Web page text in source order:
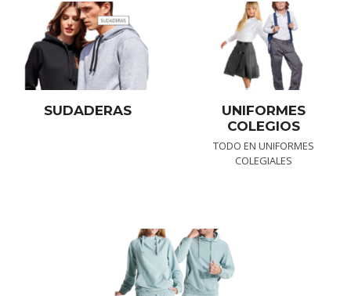
SUDADERAS
UNIFORMES
COLEGIOS
TODO EN UNIFORMES
COLEGIALES